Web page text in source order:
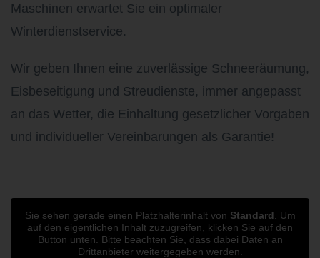
Maschinen erwartet Sie ein optimaler
Winterdienstservice.
Wir geben Ihnen eine zuverlässige Schneeräumung,
Eisbeseitigung und Streudienste, immer angepasst
an das Wetter, die Einhaltung gesetzlicher Vorgaben
und individueller Vereinbarungen als Garantie!
Sie sehen gerade einen Platzhalterinhalt von Standard . Um
auf den eigentlichen Inhalt zuzugreifen, klicken Sie auf den
Button unten. Bitte beachten Sie, dass dabei Daten an
Drittanbieter weitergegeben werden.